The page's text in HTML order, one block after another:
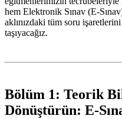
hem Elektronik Sınav (E-
aklınızdaki tüm soru
taşıyacağız.
Bölüm 1: Teorik
Dönüştürün: E-